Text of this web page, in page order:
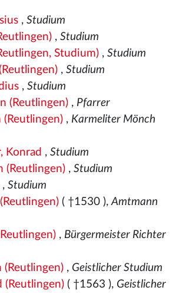
, Studium
, Studium
Studium), Studium
, Studium
, Studium
(Reutlingen), Pfarrer
(Reutlingen), Karmeliter Mönch
Konrad , Studium
(Reutlingen), Studium
, Studium
( †1530 ),Amtmann
, Bürgermeister Richter
(Reutlingen), Geistlicher Studium
(Reutlingen)( †1563 ), Geistlicher